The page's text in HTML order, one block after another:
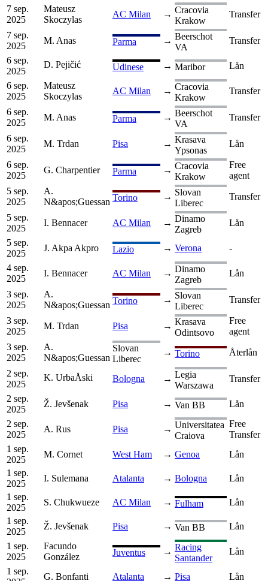
7 sep.
2025
Mateusz
Skoczylas
AC Milan → Cracovia
Krakow
Transfer
7 sep.
2025
M. Anas Parma → Beerschot
VA
Transfer
6 sep.
2025
D. Pejičić Udinese → Maribor
Lån
6 sep.
2025
Mateusz
Skoczylas
AC Milan → Cracovia
Krakow
Transfer
6 sep.
2025
M. Anas Parma → Beerschot
VA
Transfer
6 sep.
2025
M. Trdan Pisa → Krasava
Ypsonas
Lån
6 sep.
2025
G. Charpentier Parma → Cracovia
Krakow
Free
agent
5 sep.
2025
A.
N&apos;Guessan Torino → Slovan
Liberec
Transfer
5 sep.
2025
I. Bennacer AC Milan → Dinamo
Zagreb
Lån
5 sep.
2025
J. Akpa Akpro Lazio → Verona
-
4 sep.
2025
I. Bennacer AC Milan → Dinamo
Zagreb
Lån
3 sep.
2025
A.
N&apos;Guessan Torino → Slovan
Liberec
Transfer
3 sep.
2025
M. Trdan Pisa → Krasava
Odintsovo
Free
agent
3 sep.
2025
A.
N&apos;Guessan
Slovan
Liberec
→ Torino Återlån
2 sep.
2025
K. UrbaÅski Bologna → Legia
Warszawa
Transfer
2 sep.
2025
Ž. Jevšenak Pisa → Van BB
Lån
2 sep.
2025
A. Rus Pisa → Universitatea
Craiova
Free
Transfer
1 sep.
2025
M. Cornet West Ham → Genoa
Lån
1 sep.
2025
I. Sulemana Atalanta → Bologna
Lån
1 sep.
2025
S. Chukwueze AC Milan → Fulham
Lån
1 sep.
2025
Ž. Jevšenak Pisa → Van BB
Lån
1 sep.
2025
Facundo
González
Juventus → Racing
Santander
Lån
1 sep.
G. Bonfanti Atalanta → Pisa Lån